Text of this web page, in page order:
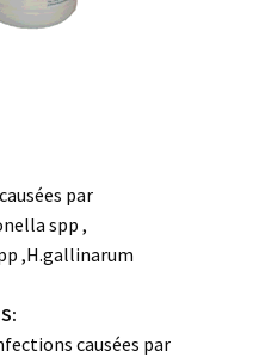
par
spp ,
,H.gallinarum
causées par